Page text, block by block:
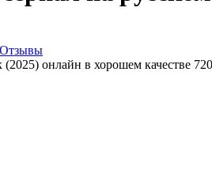
Отзывы